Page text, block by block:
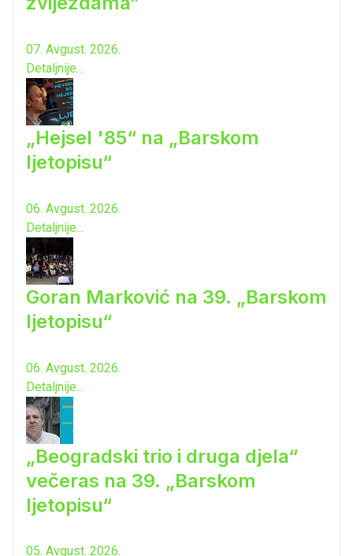
07. Avgust. 2026.
Detaljnije...
„Hejsel '85“ na „Barskom
ljetopisu“
06. Avgust. 2026.
Detaljnije...
Goran Marković na 39. „Barskom
ljetopisu“
06. Avgust. 2026.
Detaljnije...
„Beogradski trio i druga djela“
večeras na 39. „Barskom
ljetopisu“
05. Avgust. 2026.